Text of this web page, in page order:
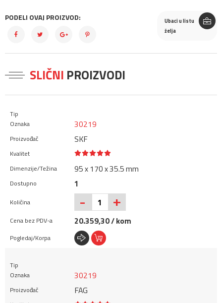
PODELI OVAJ PROIZVOD:
Ubaci u listu
želja
SLIČNI PROIZVODI
30219
SKF
95 x 170 x 35.5 mm
1
- +
20.359,30 / kom
30219
FAG